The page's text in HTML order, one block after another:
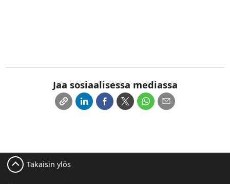
Jaa sosiaalisessa mediassa
Takaisin ylös